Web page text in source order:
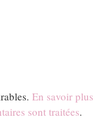
En savoir plus
sont traitées.